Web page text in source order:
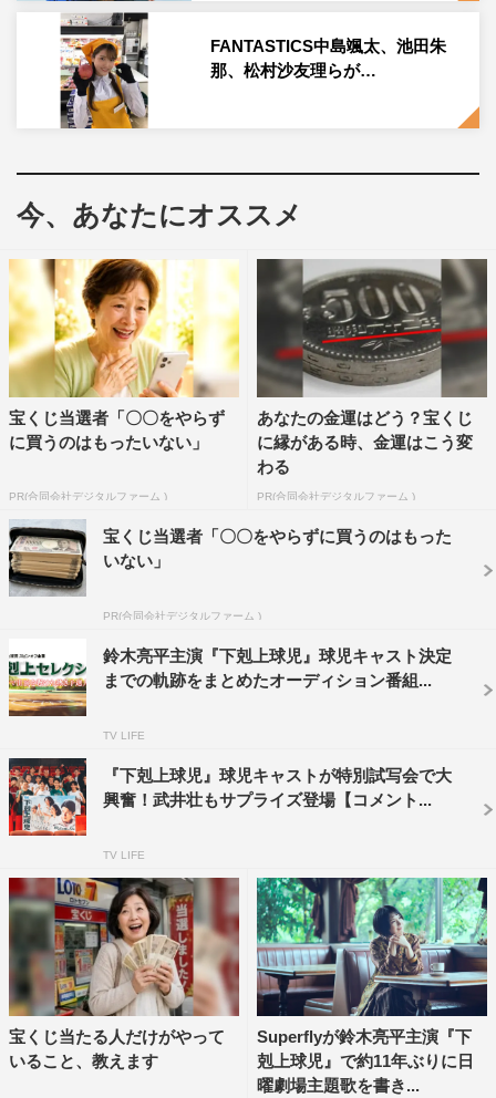
ラスラ話すなど、“高校野球愛”が強く見られる場面も。
球児役の選考基準は、“演技” “野球の実技” “役のイメー
ジ”。1次の書類審査を通過したのは125人。そこから自己
PRやせりふ読み、元プロ野球選手による野球の実技審
審査では、GXA社の運営するGXAスカイホークスの協力
の下、元メジャーリーガーから指導を受ける場面も。
応募者の平均年齢は20代前半。甲子園出場経験者や人気
YouTuber、歌謡歌手、注目の若手俳優までさまざまなジ
ャンルから多数の応募が。「いつか教師役をやりたかっ
た！」というまさかの人物からの応募でスタジオが騒然と
し、応募者の野球の実力を武井がジェスチャーを交えなが
ら熱く解説するところも見どころだ。
トし、9月17日（日）には#4～#6を配信予定。緊張感のあ
るオーディションの様子やその裏側はもちろん、合間での
インタビューや合格発表の瞬間まで余すところなく伝えて
も配信予定。また、日曜劇場『下剋上球児』本編もU-
NEXTでの配信が決定している。
＜U-NEXT＞（有料配信）
日曜劇場 下剋上球児 スピンオフ企画
「下剋上セレクション 完全版」〜ドラマ出演をかけた熱
き予選大会〜
配信日時
2023年9月10日（日）正午～ #1・#2・#3
2023年9月17日（日）正午～ #4・#5・#6
＜TVer・TBS FREE＞（無料配信）
日曜劇場 下剋上球児 スピンオフ企画
FANTASTICS中島颯太、池田朱
那、松村沙友理らが…
今、あなたにオススメ
宝くじ当選者「〇〇をやらず
に買うのはもったいない」
PR(合同会社デジタルファーム )
あなたの金運はどう？宝くじ
に縁がある時、金運はこう変
わる
PR(合同会社デジタルファーム )
宝くじ当選者「〇〇をやらずに買うのはもった
いない」
PR(合同会社デジタルファーム )
鈴木亮平主演『下剋上球児』球児キャスト決定
までの軌跡をまとめたオーディション番組...
TV LIFE
『下剋上球児』球児キャストが特別試写会で大
興奮！武井壮もサプライズ登場【コメント...
TV LIFE
宝くじ当たる人だけがやって
いること、教えます
Superflyが鈴木亮平主演『下
剋上球児』で約11年ぶりに日
曜劇場主題歌を書き...